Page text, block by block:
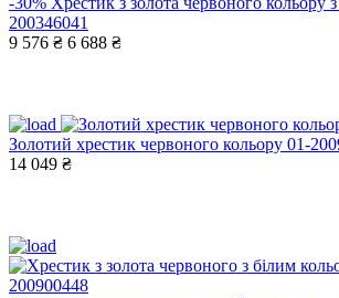
200346041
9 576 ₴ 6 688 ₴
Золотий хрестик червоного кольору 01-
14 049 ₴